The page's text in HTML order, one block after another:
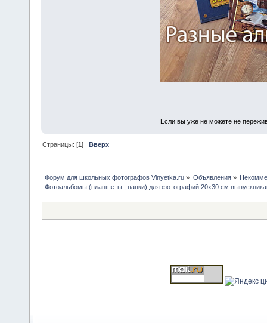
Если вы уже не можете не
Страницы: [1]Вверх
Форум для школьных фотографов Vinyetka.ru » Объявления»
Фотоальбомы (планшеты , папки) для фотографий 20х30 см